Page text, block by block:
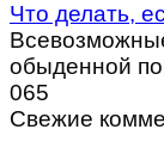
Что делать,
обыденной
065
Свежие